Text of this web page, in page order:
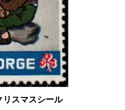
スマスシール